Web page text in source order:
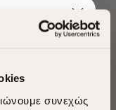
συνεχώς